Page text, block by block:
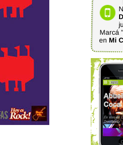
Marcá
en Mi